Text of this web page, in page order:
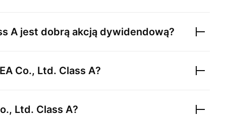
A jest dobrą akcją dywidendową?
Co., Ltd. Class A?
Ltd. Class A?